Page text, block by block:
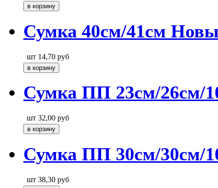
Сумка 40см/41см
шт 14,70 руб
Сумка ПП 23см/26см/
шт 32,00 руб
Сумка ПП 30см/30см/
шт 38,30 руб